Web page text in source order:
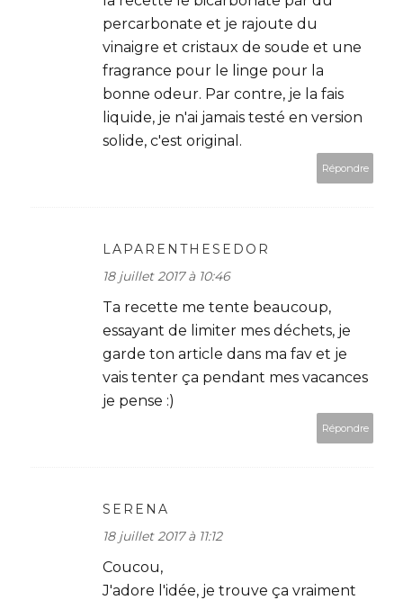
percarbonate et je rajoute du
vinaigre et cristaux de soude et une
fragrance pour le linge pour la
bonne odeur. Par contre, je la fais
liquide, je n'ai jamais testé en version
solide, c'est original.
Répondre
LAPARENTHESEDOR
18 juillet 2017 à 10:46
Ta recette me tente beaucoup,
essayant de limiter mes déchets, je
garde ton article dans ma fav et je
vais tenter ça pendant mes vacances
je pense :)
Répondre
SERENA
18 juillet 2017 à 11:12
Coucou,
J'adore l'idée, je trouve ça vraiment